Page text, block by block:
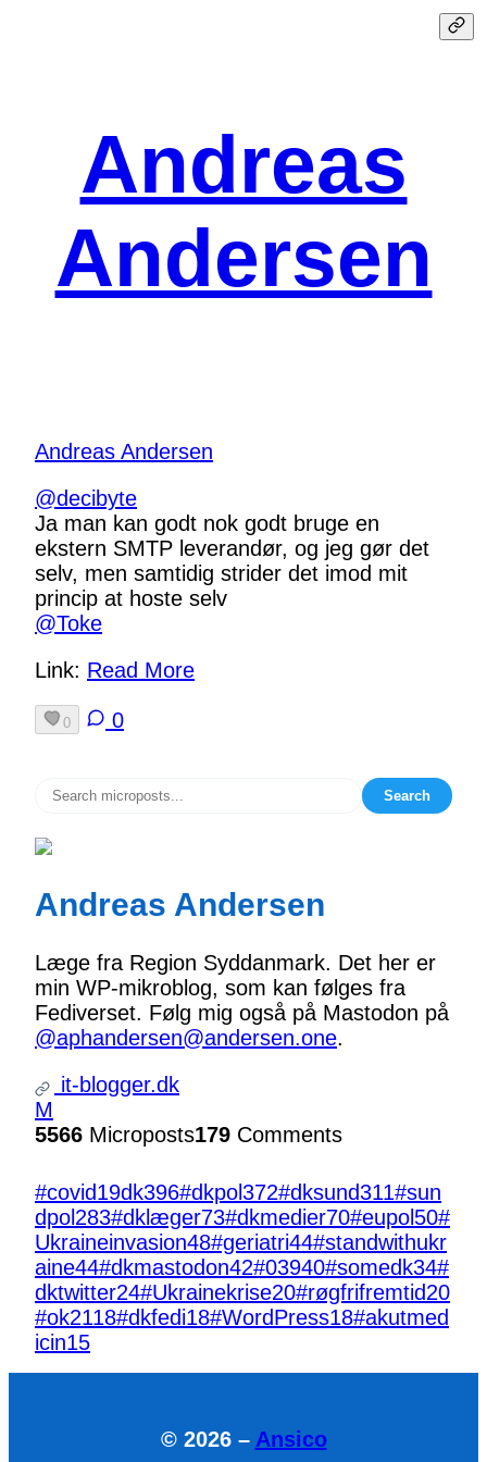
Andreas
Andersen
Andreas Andersen
@decibyte
Ja man kan godt nok godt bruge en
ekstern SMTP leverandør, og jeg gør det
selv, men samtidig strider det imod mit
princip at hoste selv
@Toke
Link: Read More
0 0
Search
Andreas Andersen
Læge fra Region Syddanmark. Det her er
min WP-mikroblog, som kan følges fra
Fediverset. Følg mig også på Mastodon på
@aphandersen@andersen.one.
it-blogger.dk
M
5566 Microposts179 Comments
#covid19dk396#dkpol372#dksund311#sun
dpol 283#dklæger73#dkmedier70#eupol 50#
Ukraineinvasion48#geriatri44#standwithukr
aine44#dkmastodon42#03940#somedk34#
dktwitter24#Ukrainekrise20#røgfrifremtid20
#ok2118#dkfedi18#WordPress18#akutmed
icin15
© 2026 – Ansico